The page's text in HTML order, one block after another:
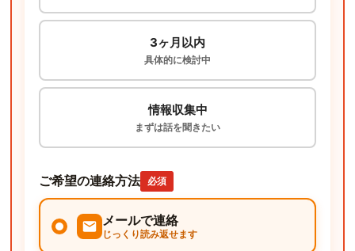
3ヶ月以内
具体的に検討中
情報収集中
まずは話を聞きたい
ご希望の連絡方法 必須
メールで連絡
じっくり読み返せます